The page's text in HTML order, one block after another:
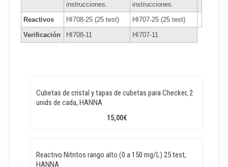
instrucciones.
instrucciones.
Reactivos
HI708-25 (25 test)
HI707-25 (25 test)
Verificación
HI708-11 HI707-11
Cubetas de cristal y tapas de cubetas para Checker, 2
unids de cada, HANNA
15,00€
Reactivo Nitritos rango alto (0 a 150 mg/L) 25 test,
HANNA